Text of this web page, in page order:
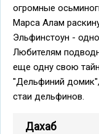
огромные
Марса Алам
Эльфинстоун -
Любителям
еще одну свою
"Дельфиний
стаи дельфинов.
Дахаб